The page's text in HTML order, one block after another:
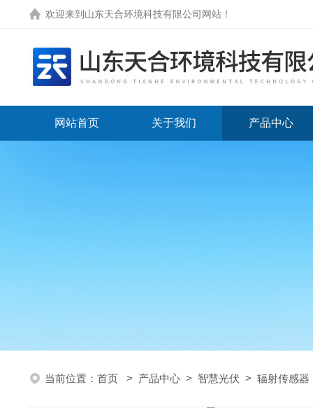
欢迎来到 山东天合环境科技有限公司网站 ！
网站首页 关于我们 产品中心
当前位置： 首页 > 产品中心 > 智慧光伏 > 辐射传感器